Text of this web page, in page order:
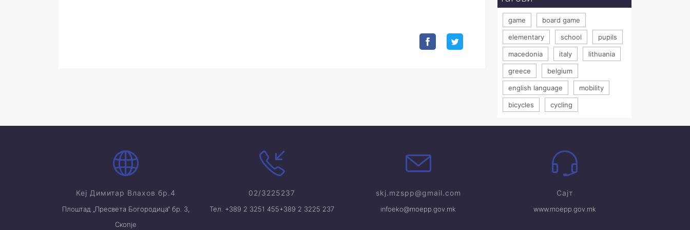
game board game
elementary school pupils
macedonia italy lithuania
greece belgium
english language mobility
bicycles cycling
Кеј Димитар Влахов бр.4
Плоштад „Пресвета Богородица“ бр. 3,
Скопје
02/3225237
Тел. +389 2 3251 455+389 2 3225 237
skj.mzspp@gmail.com
infoeko@moepp.gov.mk
Сајт
www.moepp.gov.mk